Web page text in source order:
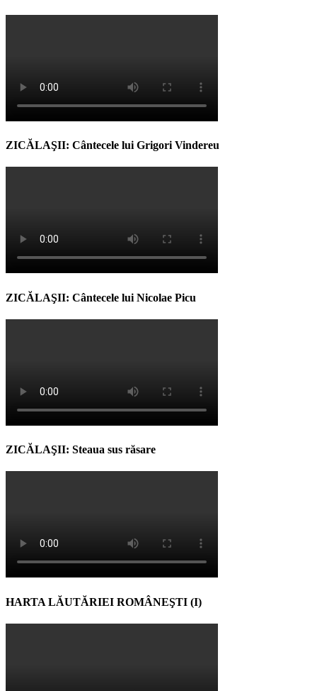
ZICĂLAŞII: Cântecele lui Grigori Vindereu
ZICĂLAŞII: Cântecele lui Nicolae Picu
ZICĂLAŞII: Steaua sus răsare
HARTA LĂUTĂRIEI ROMÂNEŞTI (I)